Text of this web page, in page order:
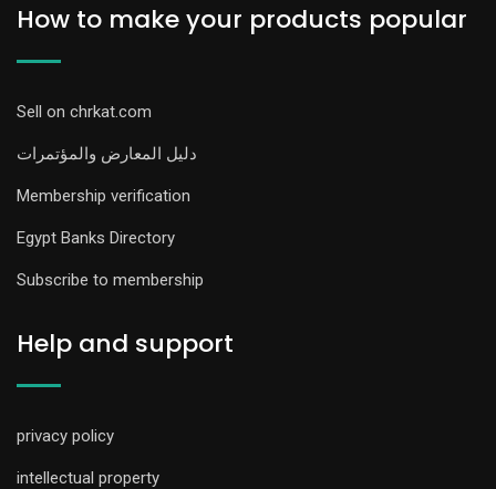
How to make your products popular
Sell on chrkat.com
دليل المعارض والمؤتمرات
Membership verification
Egypt Banks Directory
Subscribe to membership
Help and support
privacy policy
intellectual property